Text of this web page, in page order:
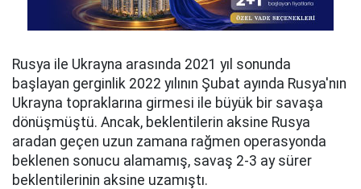
Rusya ile Ukrayna arasında 2021 yıl sonunda
başlayan gerginlik 2022 yılının Şubat ayında Rusya'nın
Ukrayna topraklarına girmesi ile büyük bir savaşa
dönüşmüştü. Ancak, beklentilerin aksine Rusya
aradan geçen uzun zamana rağmen operasyonda
beklenen sonucu alamamış, savaş 2-3 ay sürer
beklentilerinin aksine uzamıştı.